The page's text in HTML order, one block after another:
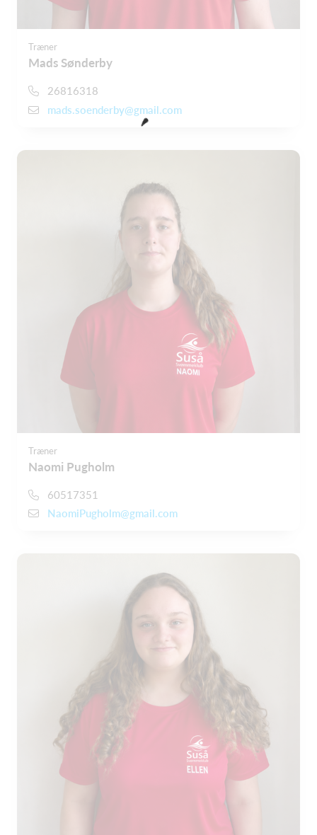
Træner
Mads Sønderby
26816318
mads.soenderby@gmail.com
Træner
Naomi Pugholm
60517351
NaomiPugholm@gmail.com